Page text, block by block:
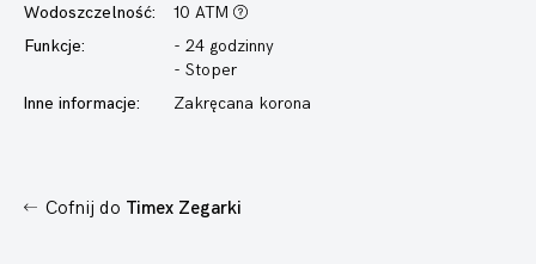
Wodoszczelność:
10 ATM
Funkcje:
- 24 godzinny
- Stoper
Inne informacje:
Zakręcana korona
Cofnij do Timex Zegarki